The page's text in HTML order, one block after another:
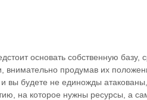
основать собственную
внимательно продумав их
вы будете не единожды
на которое нужны ресурсы, а